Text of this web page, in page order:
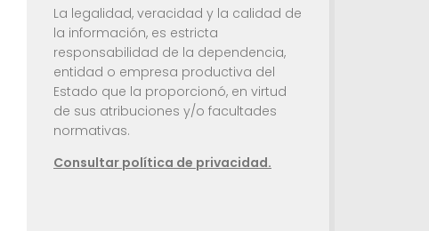
La legalidad, veracidad y la calidad de
la información, es estricta
responsabilidad de la dependencia,
entidad o empresa productiva del
Estado que la proporcionó, en virtud
de sus atribuciones y/o facultades
normativas.
Consultar política de privacidad.